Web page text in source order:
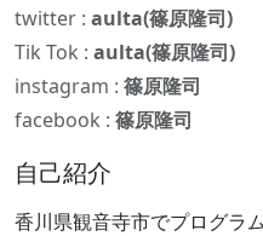
twitter : aulta(篠原隆司)
Tik Tok : aulta(篠原隆司)
instagram : 篠原隆司
facebook : 篠原隆司
自己紹介
香川県観音寺市でプログラ